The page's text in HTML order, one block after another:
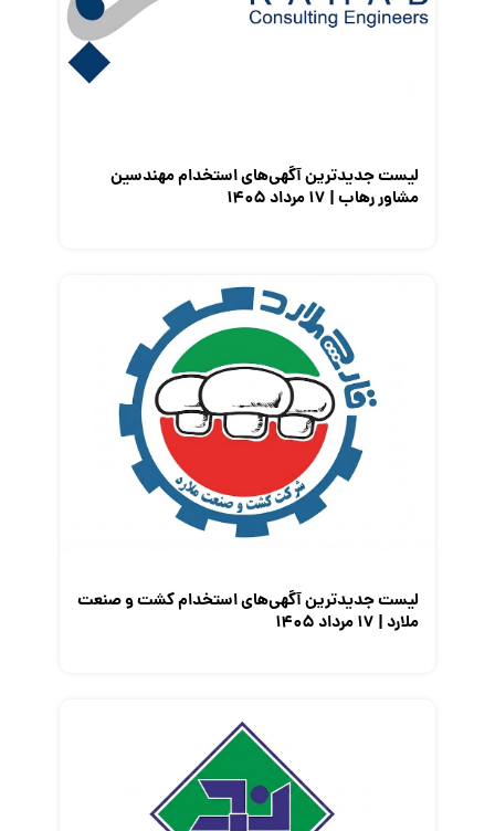
معرفی شرکت ها
لیست جدیدترین آگهی‌های استخدام مهندسین
مشاور رهاب | ۱۷ مرداد ۱۴۰۵
لیست جدیدترین آگهی‌های استخدام کشت و صنعت
ملارد | ۱۷ مرداد ۱۴۰۵